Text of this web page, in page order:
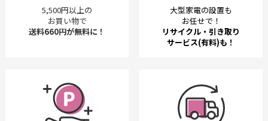
5,500円以上の
お買い物で
送料660円が無料に！
大型家電の設置も
お任せで！
リサイクル・引き取り
サービス(有料)も！